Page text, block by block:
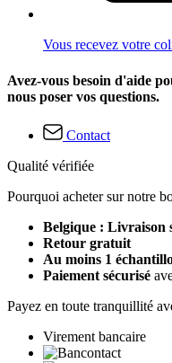
Vous recevez votre
Avez-vous besoin d'aide
nous poser vos questions.
Contact
Qualité vérifiée
Pourquoi acheter sur notre
Belgique : Livraison
Retour gratuit
Au moins 1
Paiement sécurisé
Payez en toute tranquillité
Virement bancaire